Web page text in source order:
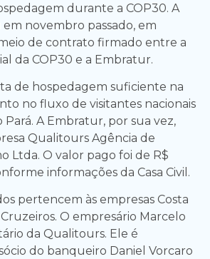
durante a COP30. A
novembro passado, em
de contrato firmado entre a
da COP30 e a Embratur.
de hospedagem suficiente na
no fluxo de visitantes nacionais
Pará. A Embratur, por sua vez,
Qualitours Agência de
Ltda. O valor pago foi de R$
informações da Casa Civil.
pertencem às empresas Costa
O empresário Marcelo
da Qualitours. Ele é
do banqueiro Daniel Vorcaro